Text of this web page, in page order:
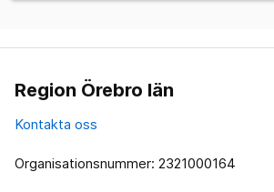
Region Örebro län
Kontakta oss
Organisationsnummer: 2321000164